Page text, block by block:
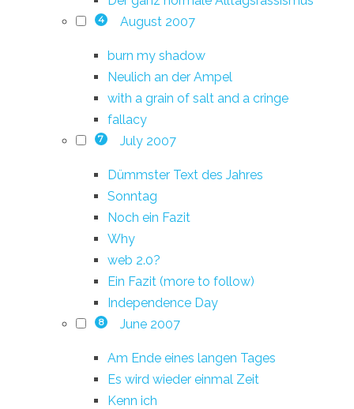
4 August 2007
burn my shadow
Neulich an der Ampel
with a grain of salt and a cringe
fallacy
7 July 2007
Dümmster Text des Jahres
Sonntag
Noch ein Fazit
Why
web 2.0?
Ein Fazit (more to follow)
Independence Day
8 June 2007
Am Ende eines langen Tages
Es wird wieder einmal Zeit
Kenn ich